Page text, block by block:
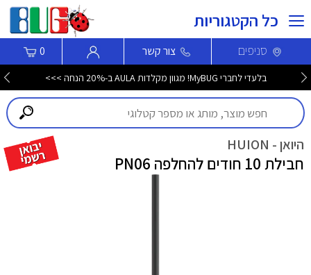
כל הקטגוריות
סניפים צור קשר 0
בלעדי לחברי MyBUG! מגוון מקלדות AULA ב-20% הנחה >>>
היואן - HUION
חבילת 10 חודים להחלפה PN06